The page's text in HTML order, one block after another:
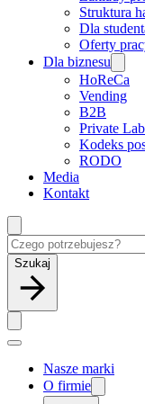
Struktura
Dla
Oferty
Dla biznesu
HoReCa
Vending
B2B
Private
Kodeks
RODO
Media
Kontakt
Szukaj
Nasze marki
O firmie